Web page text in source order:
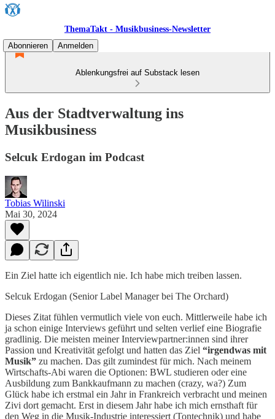
ThemaTakt - Musikbusiness-Newsletter
Abonnieren
Anmelden
Ablenkungsfrei auf Substack lesen
Aus der Stadtverwaltung ins
Musikbusiness
Selcuk Erdogan im Podcast
Tobias Wilinski
Mai 30, 2024
Ein Ziel hatte ich eigentlich nie. Ich habe mich treiben lassen.
Selcuk Erdogan (Senior Label Manager bei The Orchard)
Dieses Zitat fühlen vermutlich viele von euch. Mittlerweile habe ich
ja schon einige Interviews geführt und selten verlief eine Biografie
gradlinig. Die meisten meiner Interviewpartner:innen sind ihrer
Passion und Kreativität gefolgt und hatten das Ziel “irgendwas mit
Musik” zu machen. Das gilt zumindest für mich. Nach meinem
Wirtschafts-Abi waren die Optionen: BWL studieren oder eine
Ausbildung zum Bankkaufmann zu machen (crazy, wa?) Zum
Glück habe ich erstmal ein Jahr in Frankreich verbracht und meinen
Zivi dort gemacht. Erst in diesem Jahr habe ich mich ernsthaft für
den Weg in die Musik-Industrie interessiert (Tontechnik) und habe